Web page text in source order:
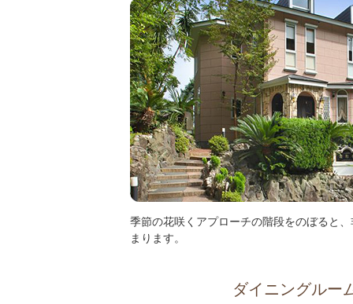
季節の花咲くアプローチの階段をのぼると
まります。
ダイニングルー